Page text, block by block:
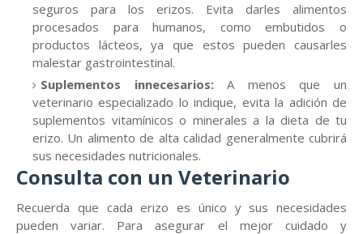
seguros para los erizos. Evita darles alimentos
procesados para humanos, como embutidos o
productos lácteos, ya que estos pueden causarles
malestar gastrointestinal.
Suplementos innecesarios:A menos que un
veterinario especializado lo indique, evita la adición de
suplementos vitamínicos o minerales a la dieta de tu
erizo. Un alimento de alta calidad generalmente cubrirá
sus necesidades nutricionales.
Consulta con un Veterinario
Recuerda que cada erizo es único y sus necesidades
pueden variar. Para asegurar el mejor cuidado y